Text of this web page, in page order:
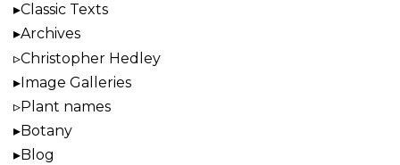
Classic Texts
Archives
Christopher Hedley
Image Galleries
Plant names
Botany
Blog